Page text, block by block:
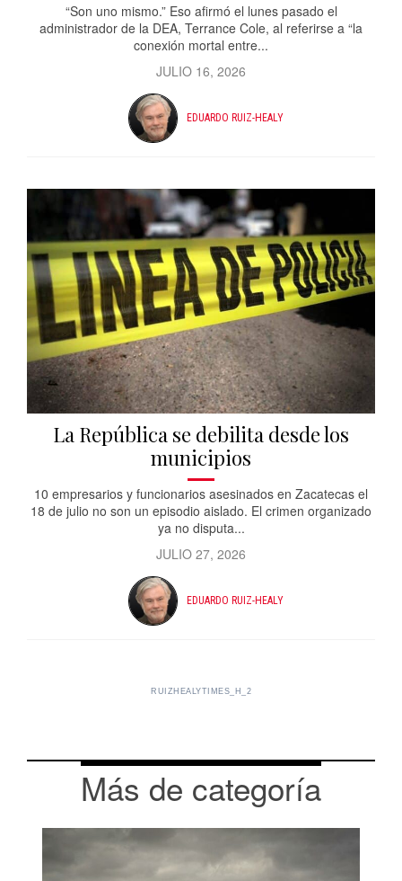
“Son uno mismo.” Eso afirmó el lunes pasado el
administrador de la DEA, Terrance Cole, al referirse a “la
conexión mortal entre...
JULIO 16, 2026
EDUARDO RUIZ-HEALY
La República se debilita desde los
municipios
10 empresarios y funcionarios asesinados en Zacatecas el
18 de julio no son un episodio aislado. El crimen organizado
ya no disputa...
JULIO 27, 2026
EDUARDO RUIZ-HEALY
RUIZHEALYTIMES_H_2
Más de categoría